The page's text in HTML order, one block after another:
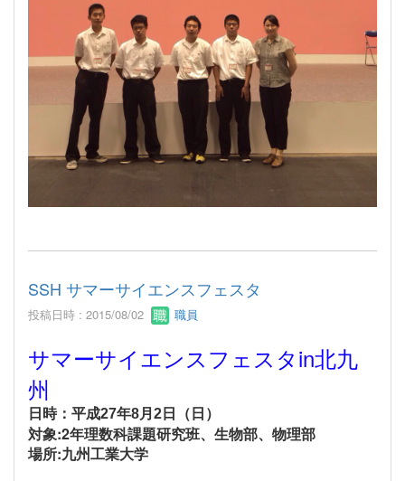
SSH サマーサイエンスフェスタ
投稿日時 : 2015/08/02 職員
サマーサイエンスフェスタin北九
州
日時：平成27年8月2日（日）
対象:2年理数科課題研究班、生物部、物理部
場所:九州工業大学